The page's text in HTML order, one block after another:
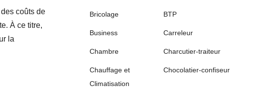
coûts de
À ce titre,
la
Bricolage BTP
Business Carreleur
Chambre Charcutier-traiteur
Chauffage et
Climatisation
Chocolatier-confiseur